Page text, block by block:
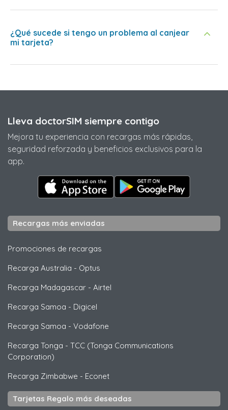
¿Qué sucede si tengo un problema al canjear
mi tarjeta?
Lleva doctorSIM siempre contigo
Mejora tu experiencia con recargas más rápidas,
seguridad reforzada y beneficios exclusivos para la
app.
Recargas más enviadas
Promociones de recargas
Recarga Australia - Optus
Recarga Madagascar - Airtel
Recarga Samoa - Digicel
Recarga Samoa - Vodafone
Recarga Tonga - TCC (Tonga Communications
Corporation)
Recarga Zimbabwe - Econet
Tarjetas Regalo más deseadas